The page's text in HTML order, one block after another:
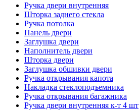
Ручка двери внутренняя
Шторка заднего стекла
Ручка потолка
Панель двери
Заглушка двери
Наполнитель двери
Шторка двери
Заглушка обшивки двери
Ручка открывания капота
Накладка стеклоподъемника
Ручка открывания багажника
Ручка двери внутренняя к-т 4 шт